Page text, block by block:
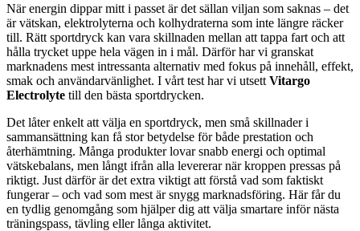
När energin dippar mitt i passet är det sällan viljan som saknas – det
är vätskan, elektrolyterna och kolhydraterna som inte längre räcker
till. Rätt sportdryck kan vara skillnaden mellan att tappa fart och att
hålla trycket uppe hela vägen in i mål. Därför har vi granskat
marknadens mest intressanta alternativ med fokus på innehåll, effekt,
smak och användarvänlighet. I vårt test har vi utsett Vitargo
Electrolyte till den bästa sportdrycken.
Det låter enkelt att välja en sportdryck, men små skillnader i
sammansättning kan få stor betydelse för både prestation och
återhämtning. Många produkter lovar snabb energi och optimal
vätskebalans, men långt ifrån alla levererar när kroppen pressas på
riktigt. Just därför är det extra viktigt att förstå vad som faktiskt
fungerar – och vad som mest är snygg marknadsföring. Här får du
en tydlig genomgång som hjälper dig att välja smartare inför nästa
träningspass, tävling eller långa aktivitet.